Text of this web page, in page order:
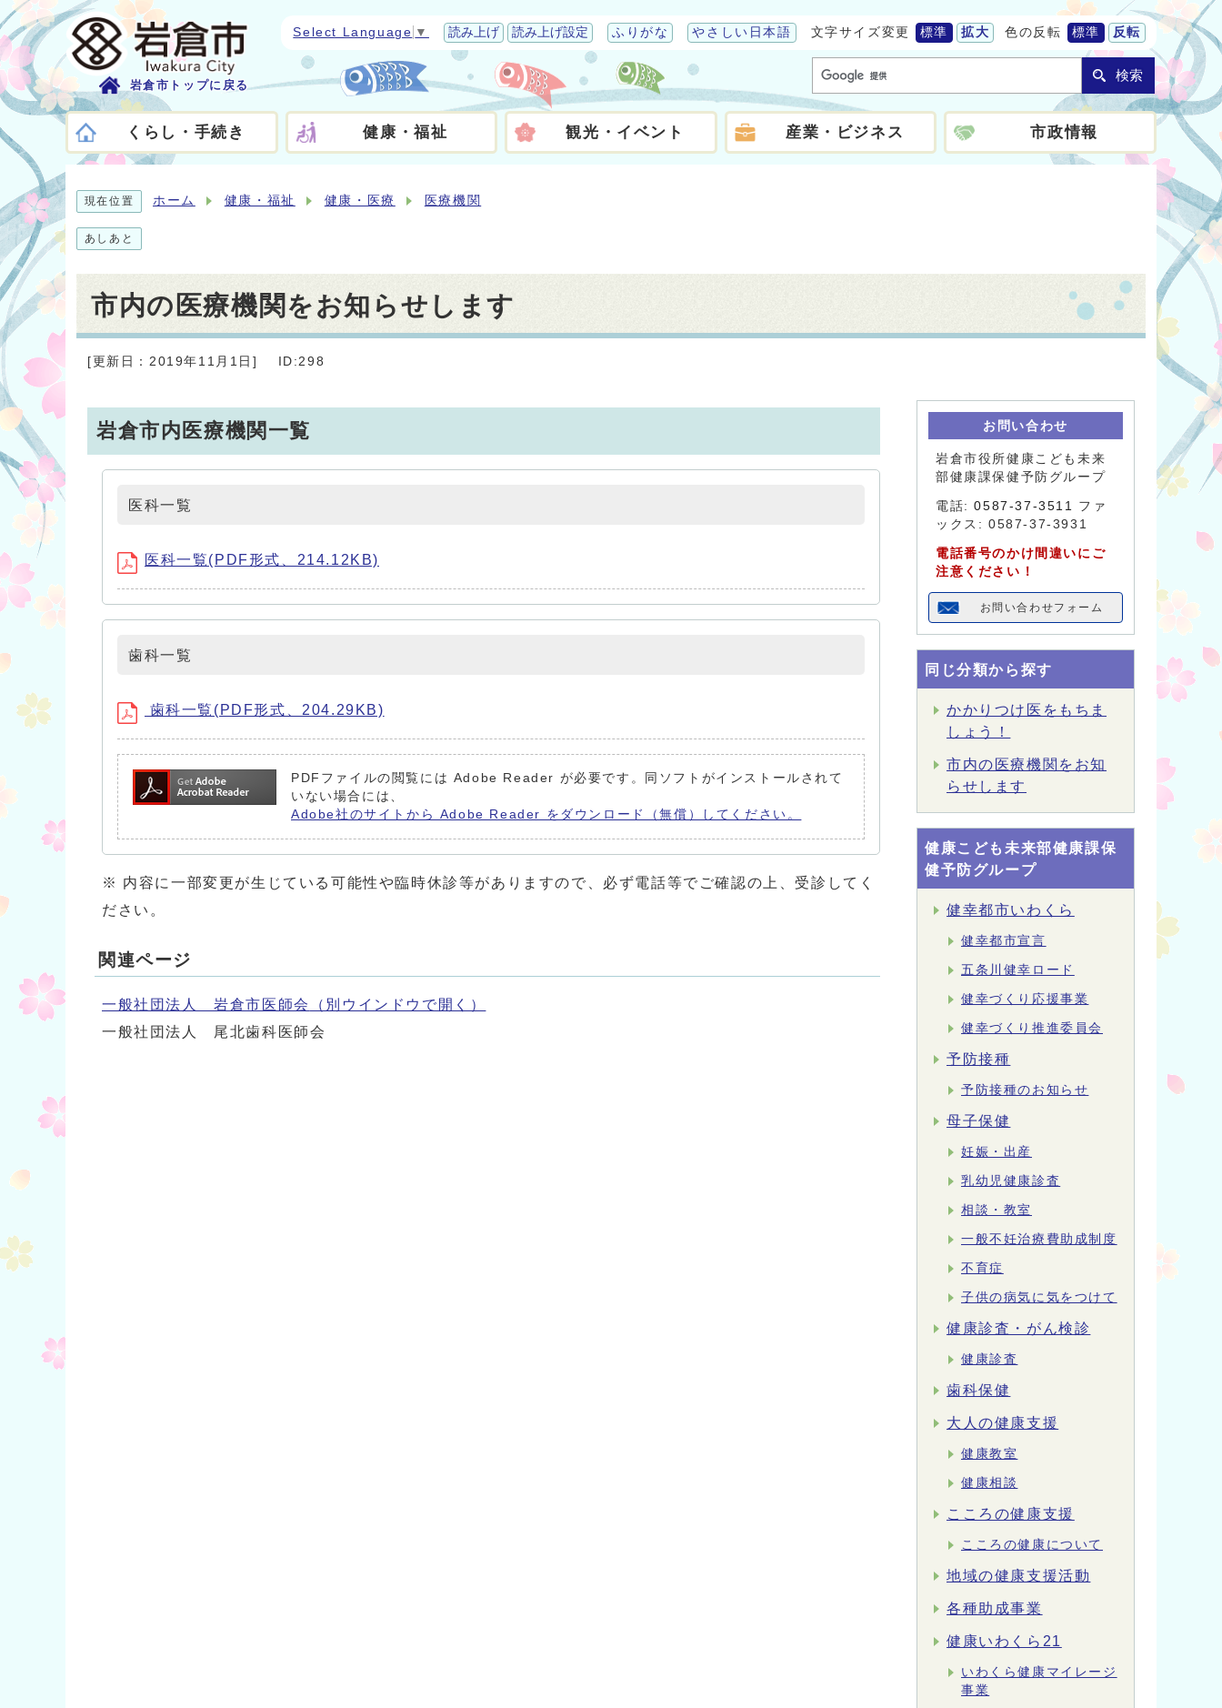
岩倉市トップに戻る
Select Language ▼ 読み上げ 読み上げ設定 ふりがな やさしい日本語 文字サイズ変更 標準 拡大 色の反転 標準 反転
検索
くらし・手続き 健康・福祉 観光・イベント 産業・ビジネス 市政情報
現在位置 ホーム 健康・福祉 健康・医療 医療機関
あしあと
市内の医療機関をお知らせします
[更新日：2019年11月1日] ID:298
岩倉市内医療機関一覧
医科一覧
医科一覧(PDF形式、214.12KB)
歯科一覧
歯科一覧(PDF形式、204.29KB)
PDFファイルの閲覧には Adobe Reader が必要です。同ソフトがインストールされて
いない場合には、
Adobe社のサイトから Adobe Reader をダウンロード（無償）してください。
※ 内容に一部変更が生じている可能性や臨時休診等がありますので、必ず電話等でご確認の上、受診してく
ださい。
関連ページ
一般社団法人 岩倉市医師会
（別ウインドウで開く）
一般社団法人 尾北歯科医師会
お問い合わせ
岩倉市役所健康こども未来
部健康課保健予防グループ
電話:0587-37-3511 ファ
ックス: 0587-37-3931
電話番号のかけ間違いにご
注意ください！
お問い合わせフォーム
同じ分類から探す
かかりつけ医をもちま
しょう！
市内の医療機関をお知
らせします
健康こども未来部健康課保
健予防グループ
健幸都市いわくら
健幸都市宣言
五条川健幸ロード
健幸づくり応援事業
健幸づくり推進委員会
予防接種
予防接種のお知らせ
母子保健
妊娠・出産
乳幼児健康診査
相談・教室
一般不妊治療費助成制度
不育症
子供の病気に気をつけて
健康診査・がん検診
健康診査
歯科保健
大人の健康支援
健康教室
健康相談
こころの健康支援
こころの健康について
地域の健康支援活動
各種助成事業
健康いわくら21
いわくら健康マイレージ
事業